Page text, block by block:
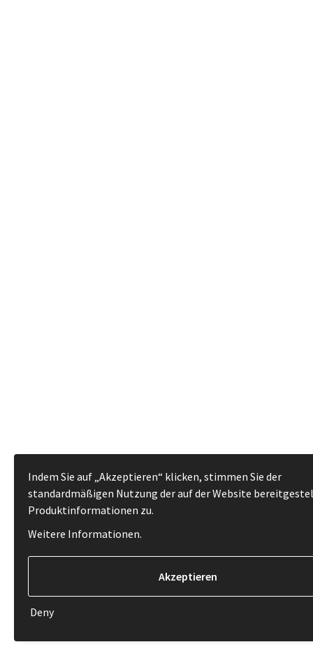
Indem Sie auf „Akzeptieren“ klicken, stimmen Sie der
standardmäßigen Nutzung der auf der Website
Produktinformationen zu.
Weitere Informationen.
Deny